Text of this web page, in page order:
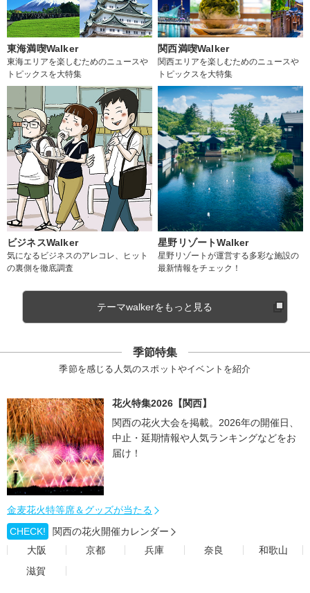
東海満喫Walker
東海エリアを楽しむためのニュースや
トピックスを大特集
関西満喫Walker
関西エリアを楽しむためのニュースや
トピックスを大特集
ビジネスWalker
気になるビジネスのアレコレ、ヒット
の裏側を徹底調査
星野リゾートWalker
星野リゾートが運営する多彩な施設の
最新情報をチェック！
テーマwalkerをもっと見る
季節特集
季節を感じる人気のスポットやイベントを紹介
花火特集2026【関西】
関西の花火大会を掲載。2026年の開催日、
中止・延期情報や人気ランキングなどをお
届け！
金麦花火特等席＆グッズが当たる
CHECK!
関西の花火開催カレンダー
大阪
京都 兵庫 奈良
和歌山
滋賀